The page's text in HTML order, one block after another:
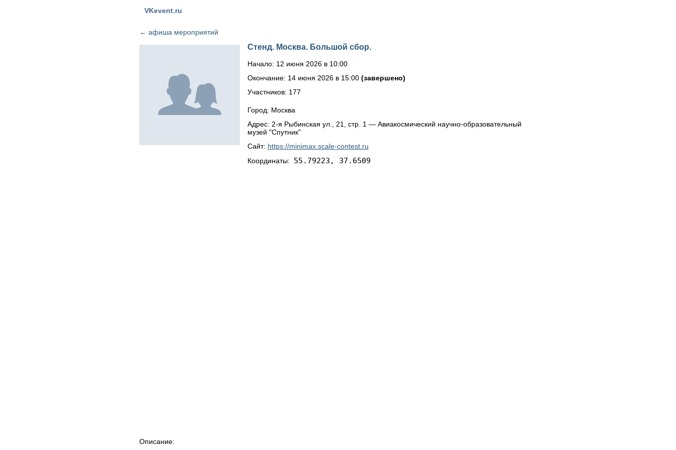
VKevent.ru
← афиша мероприятий
Стенд. Москва. Большой сбор.
Начало: 12 июня 2026 в 10:00
Окончание: 14 июня 2026 в 15:00 (завершено)
Участников: 177
Город: Москва
Адрес: 2-я Рыбинская ул., 21, стр. 1 — Авиакосмический научно-образовательный
музей "Спутник"
Сайт: https://minimax.scale-contest.ru
Координаты: 55.79223, 37.6509
Описание: